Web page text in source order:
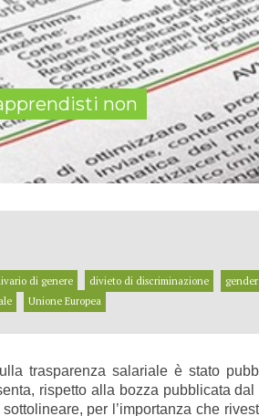
non
di genere divieto di discriminazione
Unione Europea
trasparenza salariale è stato
rispetto alla bozza pubblicata
per l’importanza che